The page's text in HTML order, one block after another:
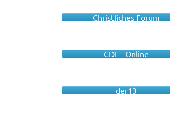
Christliches Forum
CDL - Online
der13